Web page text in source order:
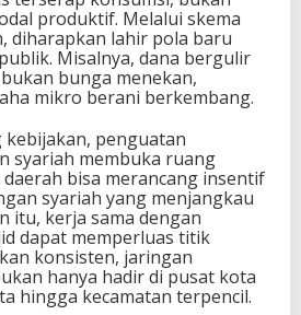
produktif. Melalui skema
diharapkan lahir pola baru
Misalnya, dana bergulir
bunga menekan,
mikro berani berkembang.
penguatan
syariah membuka ruang
bisa merancang insentif
syariah yang menjangkau
itu, kerja sama dengan
dapat memperluas titik
konsisten, jaringan
hanya hadir di pusat kota
hingga kecamatan terpencil.